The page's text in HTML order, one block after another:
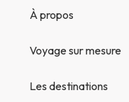
À propos
Voyage sur mesure
Les destinations